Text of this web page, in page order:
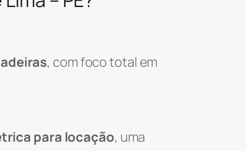
, com foco total em
para locação, uma